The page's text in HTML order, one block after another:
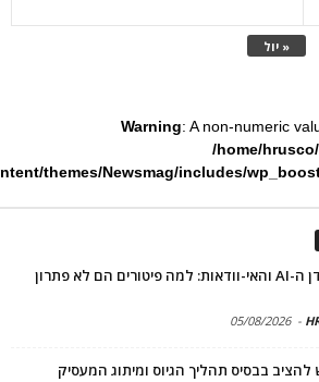
« יול
Warning: A non-numeric
/home/
themes/Newsmag/includes/
שימור עובדים בעידן ה-AI והאי-וודאות: למה פיטורים הם לא פתרון
-
05/08/2026